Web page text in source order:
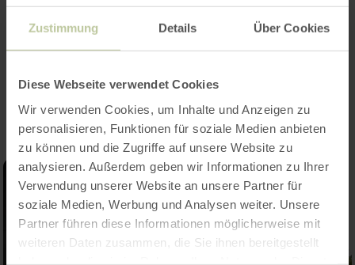
Zustimmung Details Über Cookies
Diese Webseite verwendet Cookies
Wir verwenden Cookies, um Inhalte und Anzeigen zu
personalisieren, Funktionen für soziale Medien anbieten
zu können und die Zugriffe auf unsere Website zu
analysieren. Außerdem geben wir Informationen zu Ihrer
Verwendung unserer Website an unsere Partner für
soziale Medien, Werbung und Analysen weiter. Unsere
Partner führen diese Informationen möglicherweise mit
weiteren Daten zusammen, die Sie ihnen bereitgestellt
Kategorien
Impressionen